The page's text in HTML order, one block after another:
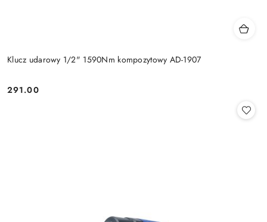
Klucz udarowy 1/2" 1590Nm kompozytowy AD-1907
Cena:
291.00